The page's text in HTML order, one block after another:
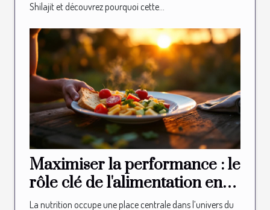
Shilajit et découvrez pourquoi cette...
Maximiser la performance : le
rôle clé de l'alimentation en
sport
La nutrition occupe une place centrale dans l’univers du